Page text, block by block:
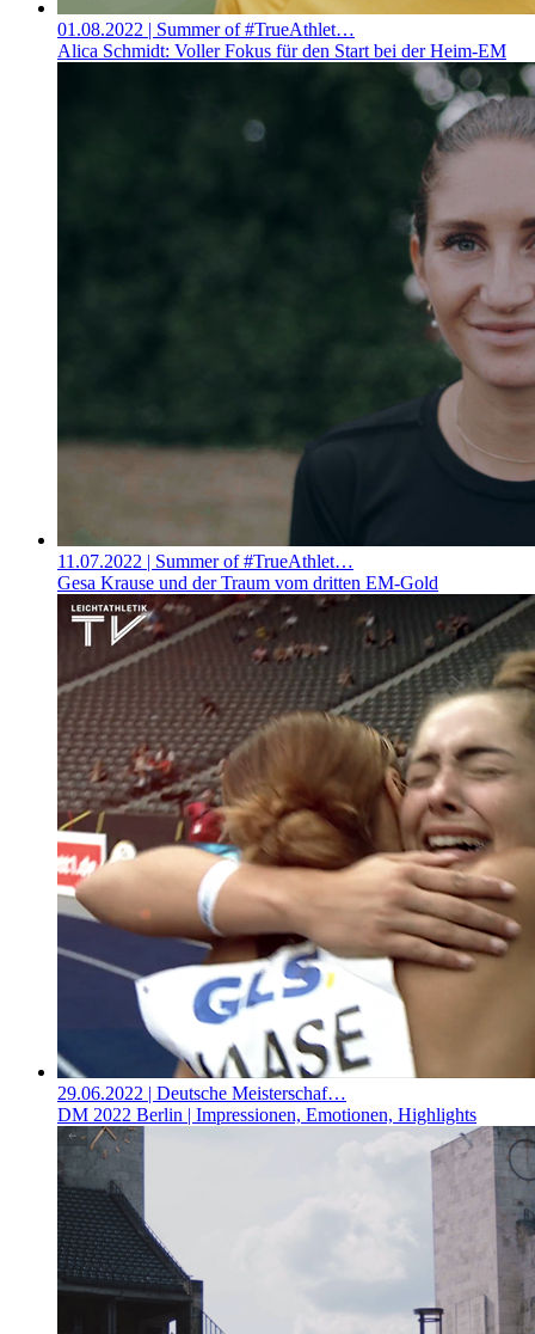
01.08.2022 | Summer of #TrueAthlet…
Alica Schmidt: Voller Fokus für den Start bei der Heim-EM
11.07.2022 | Summer of #TrueAthlet…
Gesa Krause und der Traum vom dritten EM-Gold
29.06.2022 | Deutsche Meisterschaf…
DM 2022 Berlin | Impressionen, Emotionen, Highlights